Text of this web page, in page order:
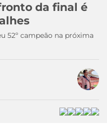
da final é
52º campeão na próxima